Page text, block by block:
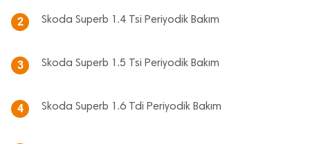
2 Skoda Superb 1.4 Tsi Periyodik Bakım
3 Skoda Superb 1.5 Tsi Periyodik Bakım
4 Skoda Superb 1.6 Tdi Periyodik Bakım